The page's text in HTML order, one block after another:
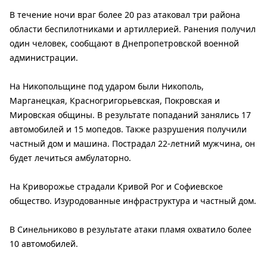
В течение ночи враг более 20 раз атаковал три района
области беспилотниками и артиллерией. Ранения получил
один человек, сообщают в Днепропетровской военной
администрации.
На Никопольщине под ударом были Никополь,
Марганецкая, Красногригорьевская, Покровская и
Мировская общины. В результате попаданий занялись 17
автомобилей и 15 мопедов. Также разрушения получили
частный дом и машина. Пострадал 22-летний мужчина, он
будет лечиться амбулаторно.
На Криворожье страдали Кривой Рог и Софиевское
общество. Изуродованные инфраструктура и частный дом.
В Синельниково в результате атаки пламя охватило более
10 автомобилей.